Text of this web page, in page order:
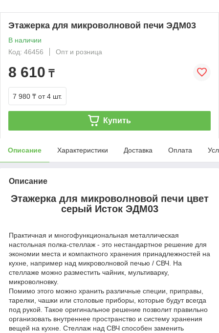
Этажерка для микроволновой печи ЭДМ03
В наличии
Код: 46456
Опт и розница
8 610 ₸
7 980 ₸ от 4 шт.
Купить
Описание Характеристики Доставка Оплата
Описание
Этажерка для микроволновой печи цвет
серый Исток ЭДМ03
Практичная и многофункциональная металлическая
настольная полка-стеллаж - это нестандартное решение для
экономии места и компактного хранения принадлежностей на
кухне, например над микроволновой печью / СВЧ. На
стеллаже можно разместить чайник, мультиварку,
микроволновку.
Помимо этого можно хранить различные специи, приправы,
тарелки, чашки или столовые приборы, которые будут всегда
под рукой. Такое оригинальное решение позволит правильно
организовать внутреннее пространство и систему хранения
вещей на кухне. Стеллаж над СВЧ способен заменить